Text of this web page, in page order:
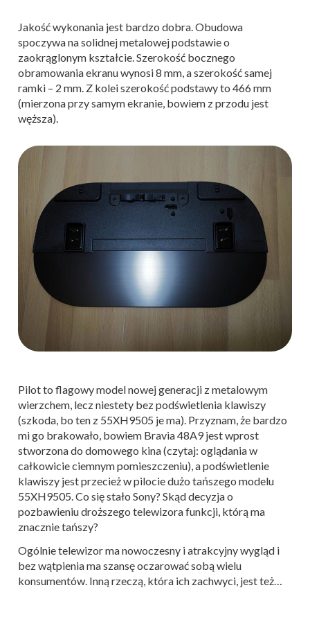
Jakość wykonania jest bardzo dobra. Obudowa
spoczywa na solidnej metalowej podstawie o
zaokrąglonym kształcie. Szerokość bocznego
obramowania ekranu wynosi 8 mm, a szerokość samej
ramki – 2 mm. Z kolei szerokość podstawy to 466 mm
(mierzona przy samym ekranie, bowiem z przodu jest
węższa).
Pilot to flagowy model nowej generacji z metalowym
wierzchem, lecz niestety bez podświetlenia klawiszy
(szkoda, bo ten z 55XH9505 je ma). Przyznam, że bardzo
mi go brakowało, bowiem Bravia 48A9 jest wprost
stworzona do domowego kina (czytaj: oglądania w
całkowicie ciemnym pomieszczeniu), a podświetlenie
klawiszy jest przecież w pilocie dużo tańszego modelu
55XH9505. Co się stało Sony? Skąd decyzja o
pozbawieniu droższego telewizora funkcji, którą ma
znacznie tańszy?
Ogólnie telewizor ma nowoczesny i atrakcyjny wygląd i
bez wątpienia ma szansę oczarować sobą wielu
konsumentów. Inną rzeczą, która ich zachwyci, jest też…